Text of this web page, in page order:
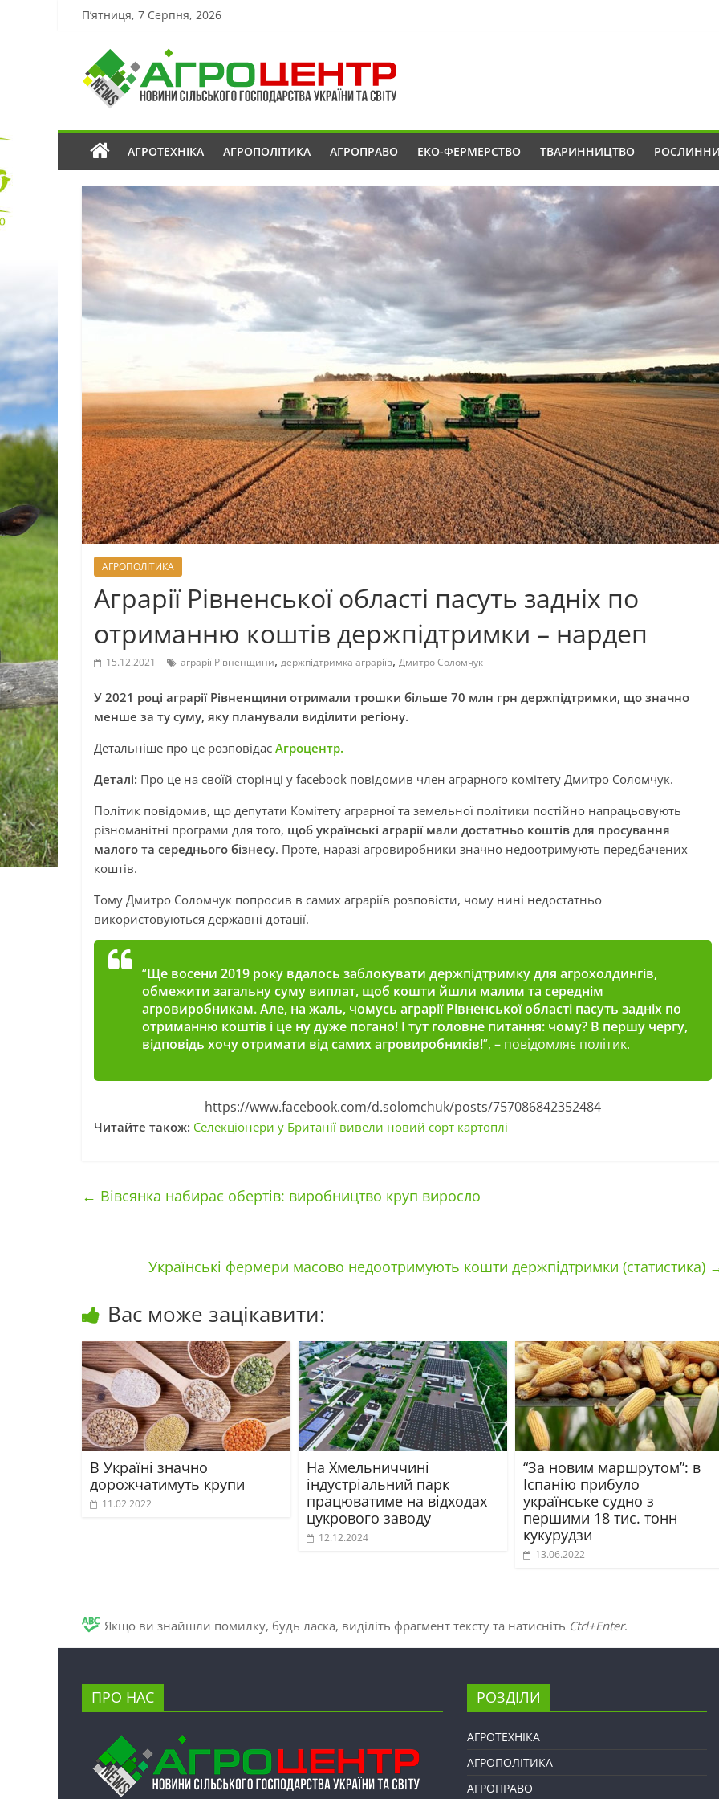
П’ятниця, 7 Серпня, 2026
АГРОТЕХНІКА АГРОПОЛІТИКА АГРОПРАВО ЕКО-ФЕРМЕРСТВО ТВАРИННИЦТВО
АГРОПОЛІТИКА
Аграрії Рівненської області пасуть задніх по
отриманню коштів держпідтримки – нардеп
15.12.2021 аграрії Рівненщини, держпідтримка аграріїв, Дмитро Соломчук
У 2021 році аграрії Рівненщини отримали трошки більше 70 млн грн держпідтримки, що значно
менше за ту суму, яку планували виділити регіону.
Детальніше про це розповідає Агроцентр.
Деталі: Про це на своїй сторінці у facebook повідомив член аграрного комітету Дмитро Соломчук.
Політик повідомив, що депутати Комітету аграрної та земельної політики постійно напрацьовують
різноманітні програми для того, щоб українські аграрії мали достатньо коштів для просування
малого та середнього бізнесу. Проте, наразі агровиробники значно недоотримують передбачених
коштів.
Тому Дмитро Соломчук попросив в самих аграріїв розповісти, чому нині недостатньо
використовуються державні дотації.
“Ще восени 2019 року вдалось заблокувати держпідтримку для агрохолдингів,
обмежити загальну суму виплат, щоб кошти йшли малим та середнім
агровиробникам. Але, на жаль, чомусь аграрії Рівненської області пасуть задніх по
отриманню коштів і це ну дуже погано! І тут головне питання: чому? В першу чергу,
відповідь хочу отримати від самих агровиробників!”, – повідомляє політик.
https://www.facebook.com/d.solomchuk/posts/757086842352484
Читайте також: Селекціонери у Британії вивели новий сорт картоплі
← Вівсянка набирає обертів: виробництво круп виросло
Українські фермери масово недоотримують кошти держпідтримки (статистика)
Вас може зацікавити:
В Україні значно
дорожчатимуть крупи
11.02.2022
На Хмельниччині
індустріальний парк
працюватиме на відходах
цукрового заводу
12.12.2024
“За новим маршрутом”: в
Іспанію прибуло
українське судно з
першими 18 тис. тонн
кукурудзи
13.06.2022
Якщо ви знайшли помилку, будь ласка, виділіть фрагмент тексту та натисніть Ctrl+Enter.
ПРО НАС РОЗДІЛИ
АГРОТЕХНІКА
АГРОПОЛІТИКА
АГРОПРАВО